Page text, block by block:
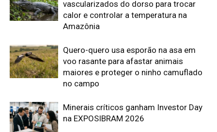
vocalizam dentro do ovo e sincronizam
a saída coletiva do ninho até a água
sobre plantas flutuantes e corre para
escapar em áreas alagadas
Franja nas penas da coruja quebra a
voo sobre a presa